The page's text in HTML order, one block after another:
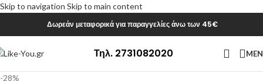
Skip to navigation Skip to main content
Δωρεάν μεταφορικά για παραγγελίες άνω των 45€
Τηλ. 2731082020
-28%